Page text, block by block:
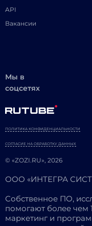
API
Вакансии
Мы в
соцсетях
© «ZOZI.RU», 2026
ПОЛИТИКА КОНФИДЕНЦИАЛЬНОСТИ
СОГЛАСИЕ НА ОБРАБОТКУ ДАННЫХ
ООО «ИНТЕГРА
Собственное ПО,
помогают более чем
маркетинг и